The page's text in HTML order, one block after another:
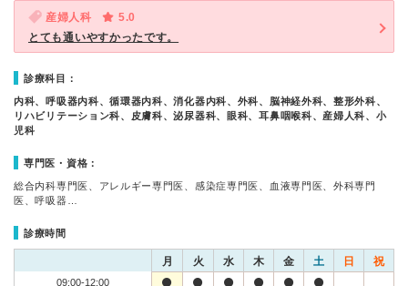
産婦人科
5.0
とても通いやすかったです。
診療科目：
内科、呼吸器内科、循環器内科、消化器内科、外科、脳神経外科、整形外科、
リハビリテーション科、皮膚科、泌尿器科、眼科、耳鼻咽喉科、産婦人科、小
児科
専門医・資格：
総合内科専門医、アレルギー専門医、感染症専門医、血液専門医、外科専門
医、呼吸器…
診療時間
月 火 水 木 金 土 日 祝
09:00-12:00